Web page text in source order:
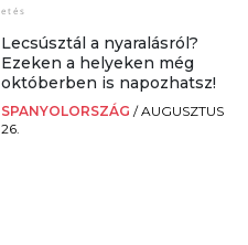
Lecsúsztál a nyaralásról?
Ezeken a helyeken még
októberben is napozhatsz!
SPANYOLORSZÁG /AUGUSZTUS
26.